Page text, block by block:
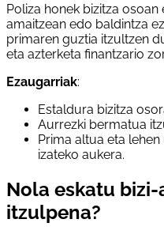
Poliza honek bizitza
amaitzean edo baldintza
primaren guztia itzultzen
eta azterketa finantzario
Ezaugarriak:
Estaldura bizitza
Aurrezki bermatua
Prima altua eta
izateko aukera.
Nola eskatu
itzulpena?